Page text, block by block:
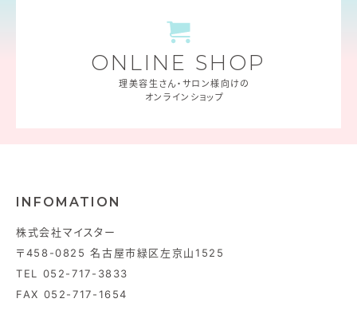
ONLINE SHOP
理美容生さん・サロン様向けの
オンラインショップ
INFOMATION
株式会社マイスター
〒458-0825 名古屋市緑区左京山1525
TEL 052-717-3833
FAX 052-717-1654